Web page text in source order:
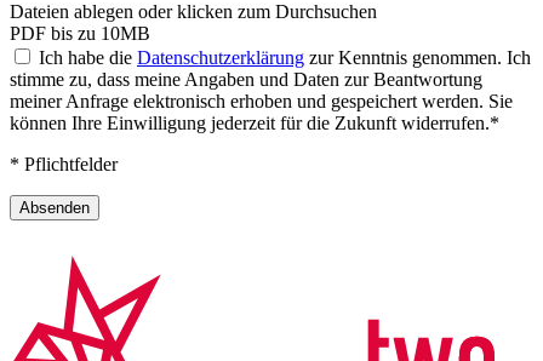
Dateien ablegen oder klicken zum Durchsuchen
PDF bis zu 10MB
Ich habe die Datenschutzerklärung zur Kenntnis genommen. Ich
stimme zu, dass meine Angaben und Daten zur Beantwortung
meiner Anfrage elektronisch erhoben und gespeichert werden. Sie
können Ihre Einwilligung jederzeit für die Zukunft widerrufen.*
* Pflichtfelder
Absenden